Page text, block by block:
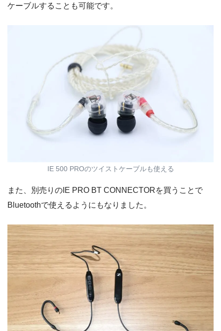
ケーブルすることも可能です。
IE 500 PROのツイストケーブルも使える
また、別売りのIE PRO BT CONNECTORを買うことで
Bluetoothで使えるようにもなりました。